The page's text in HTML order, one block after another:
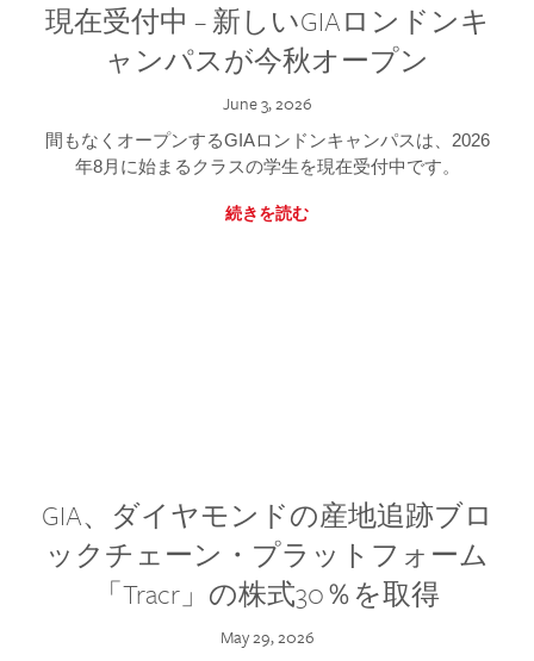
現在受付中 – 新しいGIAロンドンキ
ャンパスが今秋オープン
June 3, 2026
間もなくオープンするGIAロンドンキャンパスは、2026
年8月に始まるクラスの学生を現在受付中です。
続きを読む
GIA、ダイヤモンドの産地追跡ブロ
ックチェーン・プラットフォーム
「Tracr」の株式30％を取得
May 29, 2026